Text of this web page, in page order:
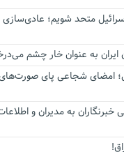
اسرائیل متحد شویم؛
ایران به عنوان خار چشم
به مدیران و